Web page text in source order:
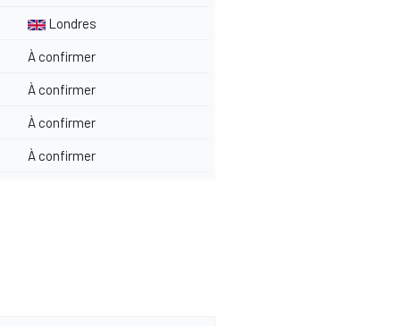
Londres
À confirmer
À confirmer
À confirmer
À confirmer